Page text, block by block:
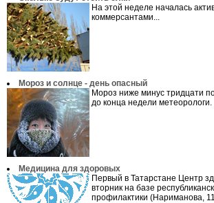
На этой неделе началась
коммерсантами...
Мороз и солнце - день опасный
Мороз ниже минус тридцати
до конца недели
Медицина для здоровых
Первый в Татарстане Центр
вторник на базе
профилактики (Нариманова,